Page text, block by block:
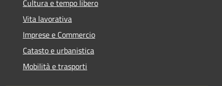
Cultura e tempo libero
Vita lavorativa
Imprese e Commercio
Catasto e urbanistica
Mobilità e trasporti